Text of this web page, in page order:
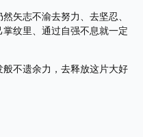
矢志不渝去努力、去坚忍、
纹里、通过自强不息就一定
不遗余力，去释放这片大好